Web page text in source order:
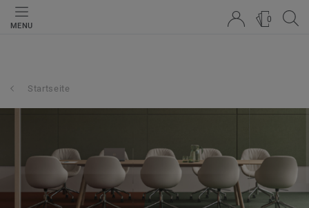
MENU
0
Startseite